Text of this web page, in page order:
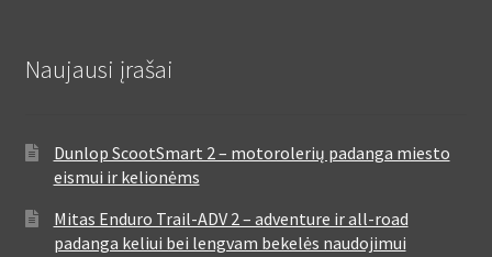
Naujausi įrašai
Dunlop ScootSmart 2 – motorolerių padanga miesto
eismui ir kelionėms
Mitas Enduro Trail-ADV 2 – adventure ir all-road
padanga keliui bei lengvam bekelės naudojimui